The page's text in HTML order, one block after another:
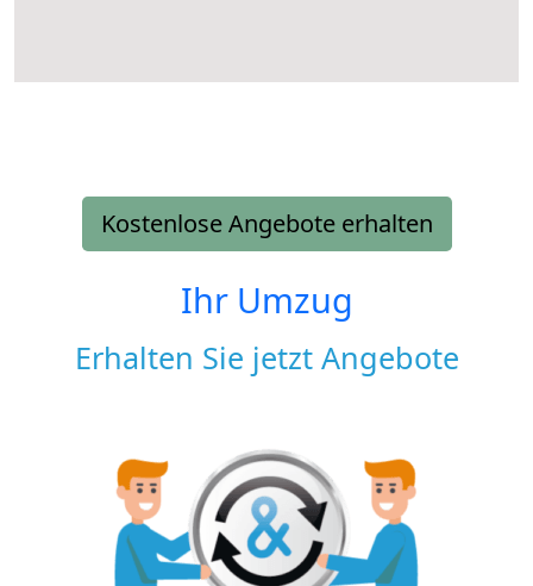
Kostenlose Angebote erhalten
Ihr Umzug
Erhalten Sie jetzt Angebote